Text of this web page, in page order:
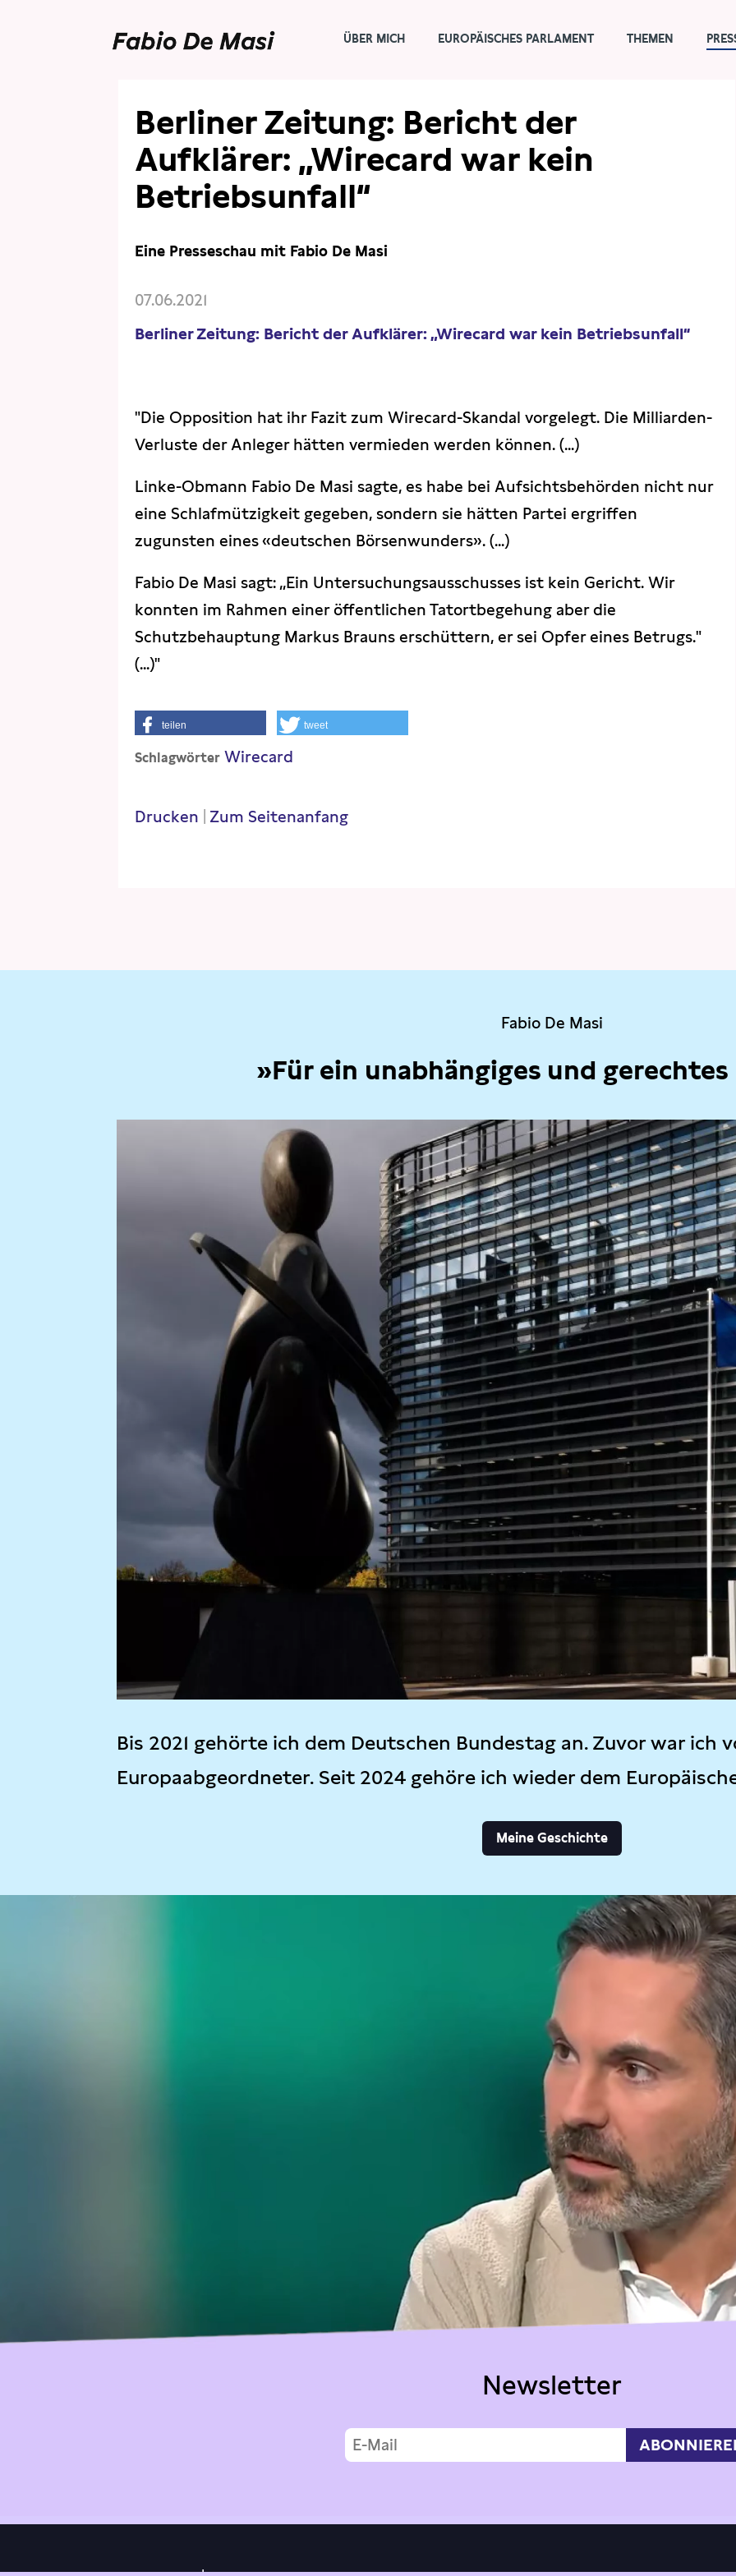
ÜBER MICH EUROPÄISCHES PARLAMENT THEMEN
Berliner Zeitung: Bericht der
Aufklärer: „Wirecard war kein
Betriebsunfall“
Eine Presseschau mit Fabio De Masi
07.06.2021
Berliner Zeitung: Bericht der Aufklärer: „Wirecard war kein Betriebsunfall“
"Die Opposition hat ihr Fazit zum Wirecard-Skandal vorgelegt. Die Milliarden-
Verluste der Anleger hätten vermieden werden können. (...)
Linke-Obmann Fabio De Masi sagte, es habe bei Aufsichtsbehörden nicht nur
eine Schlafmützigkeit gegeben, sondern sie hätten Partei ergriffen
zugunsten eines «deutschen Börsenwunders». (...)
Fabio De Masi sagt: „Ein Untersuchungsausschusses ist kein Gericht. Wir
konnten im Rahmen einer öffentlichen Tatortbegehung aber die
Schutzbehauptung Markus Brauns erschüttern, er sei Opfer eines Betrugs."
(...)"
teilen tweet
Schlagwörter Wirecard
Drucken Zum Seitenanfang
Fabio De Masi
»Für ein unabhängiges und gerechtes
Bis 2021 gehörte ich dem Deutschen Bundestag an. Zuvor war ich
Europaabgeordneter. Seit 2024 gehöre ich wieder dem
Meine Geschichte
Newsletter